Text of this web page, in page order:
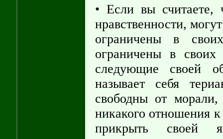
• Если вы
нравственности,
ограничены в
ограничены в
следующие своей
называет себя
свободны от
никакого отношения
прикрыть своей